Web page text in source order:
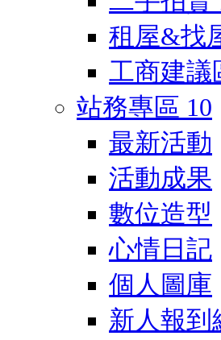
租屋&找
工商建議
站務專區 10
最新活動
活動成果
數位造型
心情日記
個人圖庫
新人報到